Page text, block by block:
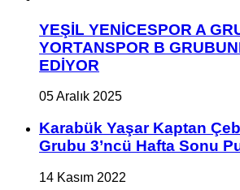
YEŞİL YENİCESPOR A
YORTANSPOR B
EDİYOR
05 Aralık 2025
Karabük Yaşar Kaptan
Grubu 3’ncü Hafta Sonu
14 Kasım 2022